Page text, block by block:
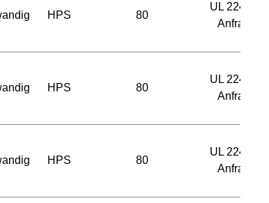
HPS 80
UL 224 auf
Anfrage
HPS 80
UL 224 auf
Anfrage
HPS 80
UL 224 auf
Anfrage